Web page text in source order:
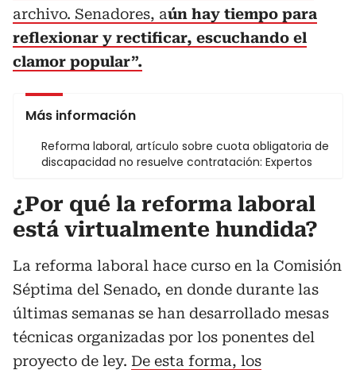
archivo. Senadores, aún hay tiempo para
reflexionar y rectificar, escuchando el
clamor popular”.
Más información
Reforma laboral, artículo sobre cuota obligatoria de
discapacidad no resuelve contratación: Expertos
¿Por qué la reforma laboral
está virtualmente hundida?
La reforma laboral hace curso en la Comisión
Séptima del Senado, en donde durante las
últimas semanas se han desarrollado mesas
técnicas organizadas por los ponentes del
proyecto de ley. De esta forma, los